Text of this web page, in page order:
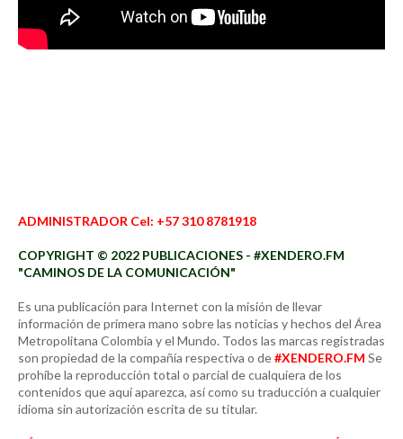
ADMINISTRADOR Cel: +57 310 8781918
COPYRIGHT © 2022 PUBLICACIONES - #XENDERO.FM
"CAMINOS DE LA COMUNICACIÓN"
Es una publicación para Internet con la misión de llevar
información de primera mano sobre las noticias y hechos del Área
Metropolitana Colombia y el Mundo. Todos las marcas registradas
son propiedad de la compañía respectiva o de#XENDERO.FM Se
prohíbe la reproducción total o parcial de cualquiera de los
contenidos que aquí aparezca, así como su traducción a cualquier
idioma sin autorización escrita de su titular.